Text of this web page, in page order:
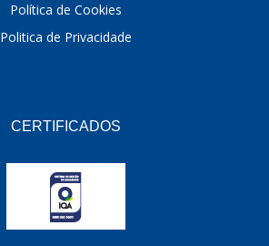
Política de Cookies
Politica de Privacidade
CERTIFICADOS